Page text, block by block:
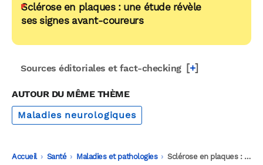
Sclérose en plaques : une étude révèle
ses signes avant-coureurs
Sources éditoriales et fact-checking [+]
AUTOUR DU MÊME THÈME
Maladies neurologiques
Accueil -
Santé -
Maladies et pathologies -
Sclérose en plaques : pourquoi le sport protège le cerveau